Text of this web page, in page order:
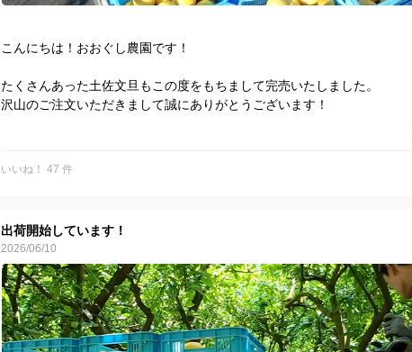
こんにちは！おおぐし農園です！
たくさんあった土佐文旦もこの度をもちまして完売いたしました。
沢山のご注文いただきまして誠にありがとうございます！
せびコメント等でお知らせください！
おおぐし農園一同
いいね！ 47 件
出荷開始しています！
2026/06/10